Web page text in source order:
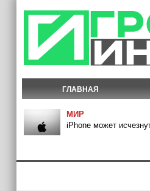
ГЛАВНАЯ
МИР
iPhone может